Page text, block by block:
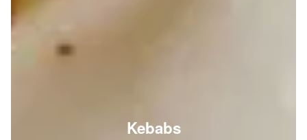
Kebabs